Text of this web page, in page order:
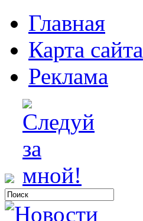
Главная
Карта сайта
Реклама